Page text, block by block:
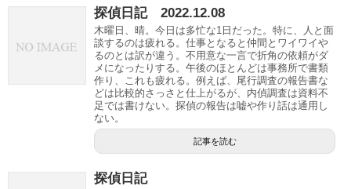
探偵日記 2022.12.08
木曜日、晴。今日は多忙な1日だった。特に、人と面
談するのは疲れる。仕事となると仲間とワイワイや
るのとは訳が違う。不用意な一言で折角の依頼がダ
メになったりする。午後のほとんどは事務所で書類
作り、これも疲れる。例えば、尾行調査の報告書な
どは比較的さっさと仕上がるが、内偵調査は資料不
足では書けない。探偵の報告は嘘や作り話は通用し
ない。
記事を読む
探偵日記